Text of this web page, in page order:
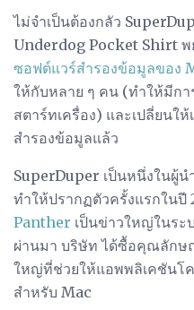
ไม่จำเป็นต้องกลัว
Underdog Pocket Shirt พ
ซอฟต์แวร์สำรองข้อมูลของ
ให้กับหลาย ๆ คน (ทำให้มีก
สตาร์ทเครื่อง) และเปลี่ยนใ
สำรองข้อมูลแล้ว
SuperDuper เป็นหนึ่งในผู้
ทำให้ปรากฏตัวครั้งแรกในปี
Panther เป็นข่าวใหญ่ในระ
ผ่านมา บริษัท ได้ซื้อคุณลัก
ใหญ่ที่ช่วยให้แอพพลิเคชันโ
สำหรับ Mac